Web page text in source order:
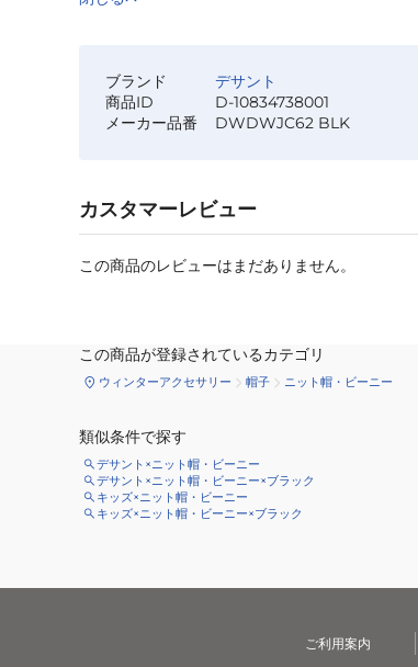
ブランド
デサント
商品ID
D-10834738001
メーカー品番
DWDWJC62 BLK
カスタマーレビュー
この商品のレビューはまだありません。
この商品が登録されているカテゴリ
ウィンターアクセサリー 帽子 ニット帽・ビーニー
類似条件で探す
デサント×ニット帽・ビーニー
デサント×ニット帽・ビーニー×ブラック
キッズ×ニット帽・ビーニー
キッズ×ニット帽・ビーニー×ブラック
ご利用案内